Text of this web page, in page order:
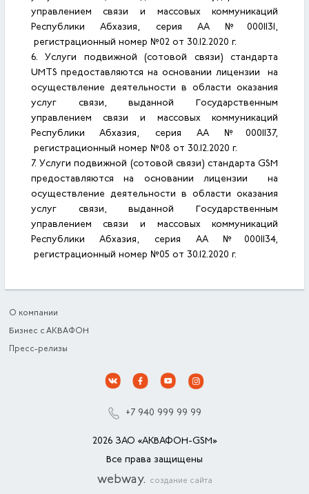
управлением связи и массовых коммуникаций
Республики Абхазия, серия АА №0001131,
регистрационный номер №02 от 30.12.2020 г.
6. Услуги подвижной (сотовой связи) стандарта
UMTS предоставляются на основании лицензии на
осуществление деятельности в области оказания
услуг связи, выданной Государственным
управлением связи и массовых коммуникаций
Республики Абхазия, серия АА №0001137,
регистрационный номер №08 от 30.12.2020 г.
7. Услуги подвижной (сотовой связи) стандарта GSM
предоставляются на основании лицензии на
осуществление деятельности в области оказания
услуг связи, выданной Государственным
управлением связи и массовых коммуникаций
Республики Абхазия, серия АА №0001134,
регистрационный номер №05 от 30.12.2020 г.
О компании
Бизнес с АКВАФОН
Пресс-релизы
+7 940 999 99 99
2026 ЗАО «АКВАФОН-GSM»
Все права защищены
webway. создание сайта